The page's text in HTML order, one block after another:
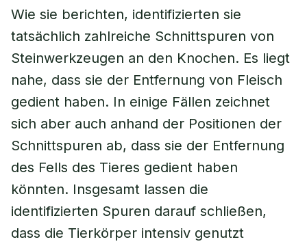
Wie sie berichten, identifizierten sie
tatsächlich zahlreiche Schnittspuren von
Steinwerkzeugen an den Knochen. Es liegt
nahe, dass sie der Entfernung von Fleisch
gedient haben. In einige Fällen zeichnet
sich aber auch anhand der Positionen der
Schnittspuren ab, dass sie der Entfernung
des Fells des Tieres gedient haben
könnten. Insgesamt lassen die
identifizierten Spuren darauf schließen,
dass die Tierkörper intensiv genutzt